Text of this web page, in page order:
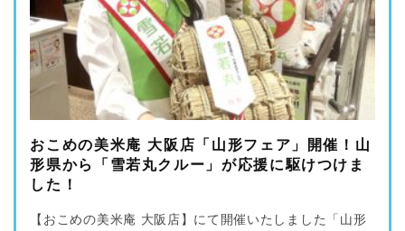
おこめの美米庵 大阪店「山形フェア」開催！山
形県から「雪若丸クルー」が応援に駆けつけま
した！
【おこめの美米庵 大阪店】にて開催いたしました「山形